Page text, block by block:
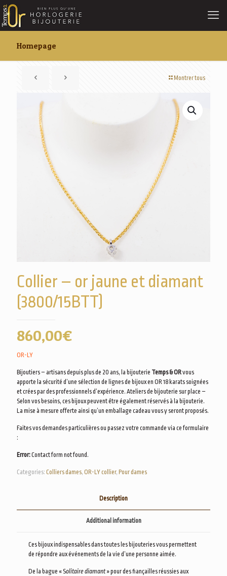
Homepage
Montrer tous
Collier – or jaune et diamant
(3800/15BTT)
860,00€
OR-LY
Bijoutiers – artisans depuis plus de 20 ans, la bijouterie Temps & ORvous
apporte la sécurité d’une sélection de lignes de bijoux en OR 18 karats soignées
et crées par des professionnels d’expérience. Ateliers de bijouterie sur place –
Selon vos besoins, ces bijoux peuvent être également réservés à la bijouterie.
La mise à mesure offerte ainsi qu’un emballage cadeau vous y seront proposés.
Faites vos demandes particulières ou passez votre commande via ce formulaire
:
Error:Contact form not found.
Categories: Colliers dames, OR-LY collier, Pour dames
Description
Additional information
Ces bijoux indispensables dans toutes les bijouteries vous permettent
de répondre aux événements de la vie d’une personne aimée.
De la bague « Solitaire diamant» pour des fiançailles réussies aux